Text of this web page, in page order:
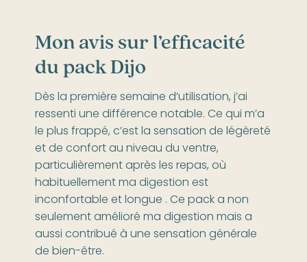
Mon avis sur l’efficacité
du pack Dijo
Dès la première semaine d’utilisation, j’ai
ressenti une différence notable. Ce qui m’a
le plus frappé, c’est la sensation de légèreté
et de confort au niveau du ventre,
particulièrement après les repas, où
habituellement ma digestion est
inconfortable et longue . Ce pack a non
seulement amélioré ma digestion mais a
aussi contribué à une sensation générale
de bien-être.